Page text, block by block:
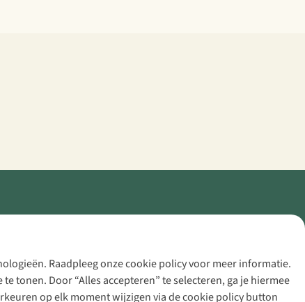
Raadpleeg onze cookie policy voor meer informatie.
tonen. Door “Alles accepteren” te selecteren, ga je hiermee
op elk moment wijzigen via de cookie policy button